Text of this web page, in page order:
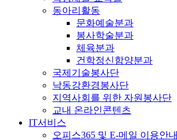
동아리활동
문화예술분과
봉사학술분과
체육분과
건학정신함양분과
국제기술봉사단
낙동강환경봉사단
지역사회를 위한 자원봉사단
교내 온라인콘텐츠
IT서비스
오피스365 및 E-메일 이용안내